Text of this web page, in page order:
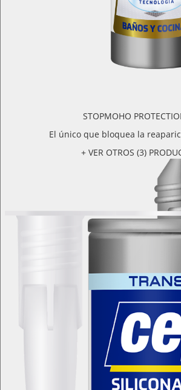
STOPMOHO
El único que bloquea la
+ VER OTROS (3)